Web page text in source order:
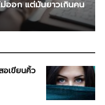
ม่ออก แต่มันยาวเกินคน
เขียนคิ้ว